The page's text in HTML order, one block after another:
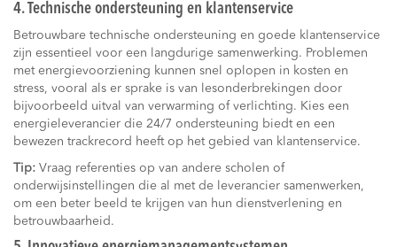
4. Technische ondersteuning en klantenservice
Betrouwbare technische ondersteuning en goede klantenservice
zijn essentieel voor een langdurige samenwerking. Problemen
met energievoorziening kunnen snel oplopen in kosten en
stress, vooral als er sprake is van lesonderbrekingen door
bijvoorbeeld uitval van verwarming of verlichting. Kies een
energieleverancier die 24/7 ondersteuning biedt en een
bewezen trackrecord heeft op het gebied van klantenservice.
Tip: Vraag referenties op van andere scholen of
onderwijsinstellingen die al met de leverancier samenwerken,
om een beter beeld te krijgen van hun dienstverlening en
betrouwbaarheid.